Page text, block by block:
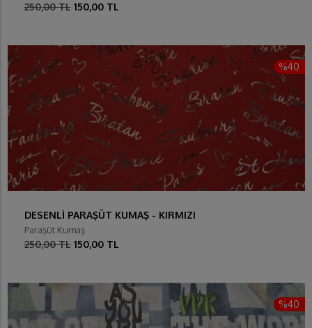
250,00 TL 150,00 TL
%40
DESENLİ PARAŞÜT KUMAŞ - KIRMIZI
Paraşüt Kumaş
250,00 TL 150,00 TL
%40